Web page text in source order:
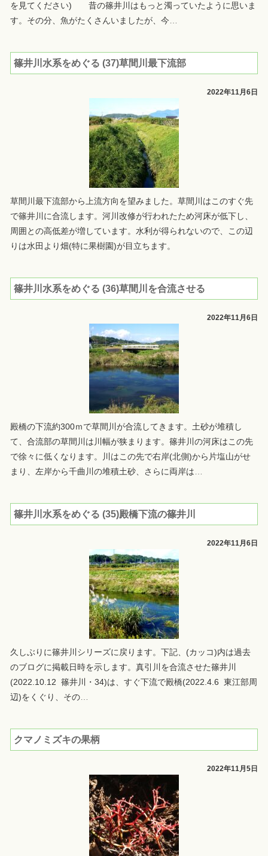
を見てください) 昔の篠井川はもっと濁っていたように思いま
す。その分、魚がたくさんいましたが、今…
篠井川水系をめぐる (37)草間川最下流部
2022年11月6日
草間川最下流部から上流方向を望みました。草間川はこのすぐ先
で篠井川に合流します。河川改修が行われたため河床が低下し、
周囲との高低差が増しています。水利が得られないので、この辺
りは水田より畑(特に果樹園)が目立ちます。
篠井川水系をめぐる (36)草間川を合流させる
2022年11月6日
殿橋の下流約300ｍで草間川が合流してきます。土砂が堆積し
て、合流部の草間川は川幅が狭まります。篠井川の河床はこの先
で徐々に低くなります。川はこの先で右岸(北側)から片塩山がせ
まり、左岸から千曲川の堆積土砂、さらに両岸は…
篠井川水系をめぐる (35)殿橋下流の篠井川
2022年11月6日
久しぶりに篠井川シリーズに戻ります。下記、(カッコ)内は過去
のブログに掲載日時を示します。真引川を合流させた篠井川
(2022.10.12 篠井川・34)は、すぐ下流で殿橋(2022.4.6 東江部周
辺)をくぐり、その…
クマノミズキの果柄
2022年11月5日